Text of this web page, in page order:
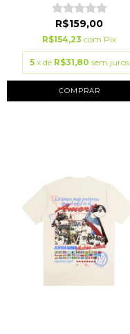
R$159,00
R$154,23 com Pix
5 x de R$31,80 sem juros
COMPRAR